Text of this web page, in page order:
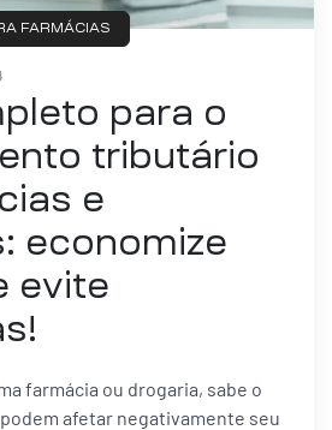
FARMÁCIAS
para o
tributário
e
economize
evite
farmácia ou drogaria, sabe o
afetar negativamente seu